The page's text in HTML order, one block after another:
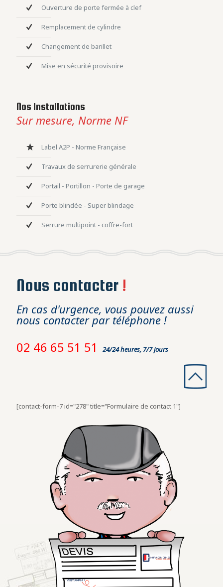
Ouverture de porte fermée à clef
Remplacement de cylindre
Changement de barillet
Mise en sécurité provisoire
Nos Installations
Sur mesure, Norme NF
Label A2P - Norme Française
Travaux de serrurerie générale
Portail - Portillon - Porte de garage
Porte blindée - Super blindage
Serrure multipoint - coffre-fort
Nous contacter !
En cas d'urgence, vous pouvez aussi
nous contacter par téléphone !
02 46 65 51 51 24/24 heures, 7/7 jours
[contact-form-7 id="278" title="Formulaire de contact 1"]